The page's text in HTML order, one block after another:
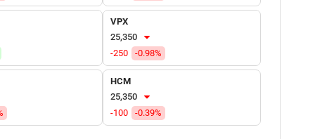
VPX
25,350
-250
-0.98%
HCM
25,350
-100
-0.39%